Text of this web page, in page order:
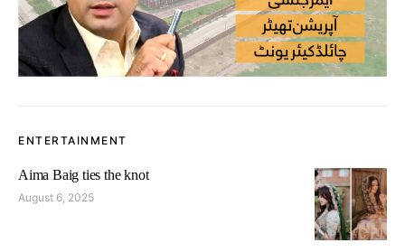
ENTERTAINMENT
Aima Baig ties the knot
August 6, 2025